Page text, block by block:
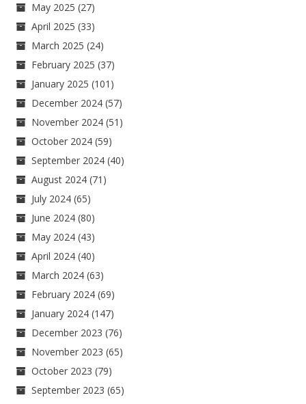
May 2025 (27)
April 2025 (33)
March 2025 (24)
February 2025 (37)
January 2025 (101)
December 2024 (57)
November 2024 (51)
October 2024 (59)
September 2024 (40)
August 2024 (71)
July 2024 (65)
June 2024 (80)
May 2024 (43)
April 2024 (40)
March 2024 (63)
February 2024 (69)
January 2024 (147)
December 2023 (76)
November 2023 (65)
October 2023 (79)
September 2023 (65)